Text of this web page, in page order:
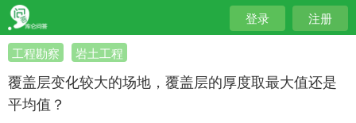
登录 注册
工程勘察 岩土工程
覆盖层变化较大的场地，覆盖层的厚度取最大值还是
平均值？